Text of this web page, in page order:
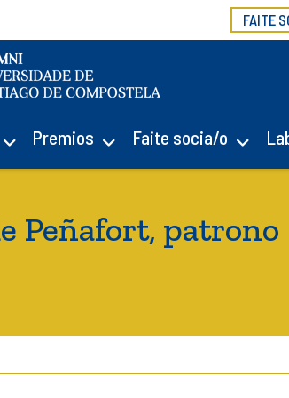
FAITE
Premios Faite socia/o
Peñafort, patrono